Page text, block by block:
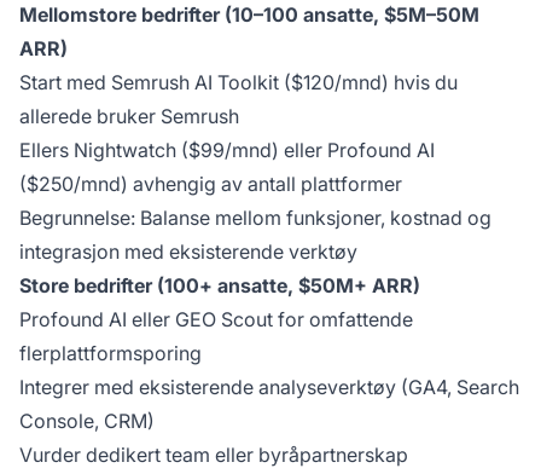
Mellomstore bedrifter (10–100 ansatte, $5M–50M
ARR)
Start med Semrush AI Toolkit ($120/mnd) hvis du
allerede bruker Semrush
Ellers Nightwatch ($99/mnd) eller Profound AI
($250/mnd) avhengig av antall plattformer
Begrunnelse: Balanse mellom funksjoner, kostnad og
integrasjon med eksisterende verktøy
Store bedrifter (100+ ansatte, $50M+ ARR)
Profound AI eller GEO Scout for omfattende
flerplattformsporing
Integrer med eksisterende analyseverktøy (GA4, Search
Console, CRM)
Vurder dedikert team eller byråpartnerskap